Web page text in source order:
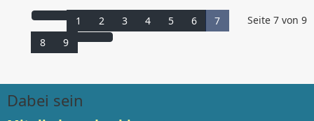
Seite 7 von 9
1 2 3 4 5 6
7
8
9
Dabei sein